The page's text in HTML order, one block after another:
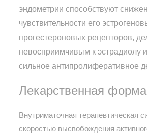
эндометрии способствуют
чувствительности его
прогестероновых рецепторов,
невосприимчивым к эстрадиолу
сильное антипролиферативное
Лекарственная форма
Внутриматочная терапевтическая
скоростью высвобождения